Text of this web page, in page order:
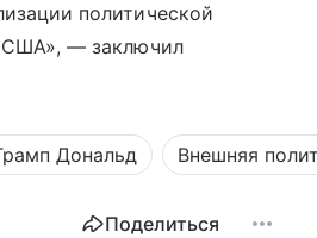
политической
США», — заключил
Дональд Внешняя
Поделиться